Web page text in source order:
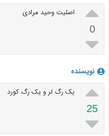

0

اصلیت وحید مرادی
نویسنده

25

یک رگ لر و یک رگ کورد